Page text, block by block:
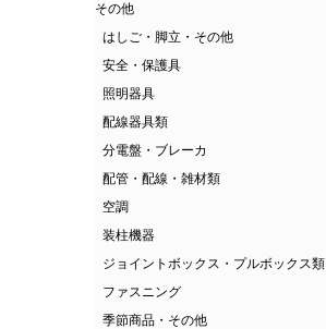
その他
はしご・脚立・その他
安全・保護具
照明器具
配線器具類
分電盤・ブレーカ
配管・配線・雑材類
空調
装柱機器
ジョイントボックス・プルボックス類
ファスニング
季節商品・その他